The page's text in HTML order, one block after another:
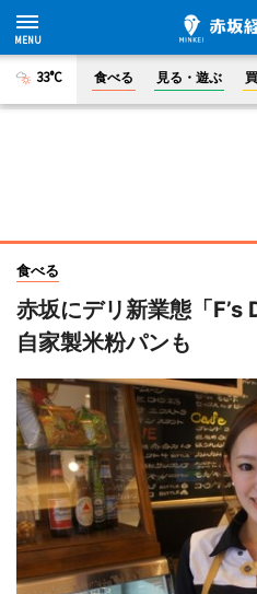
33°C 食べる 見る・遊ぶ
食べる
赤坂にデリ新業態「F’s
自家製米粉パンも